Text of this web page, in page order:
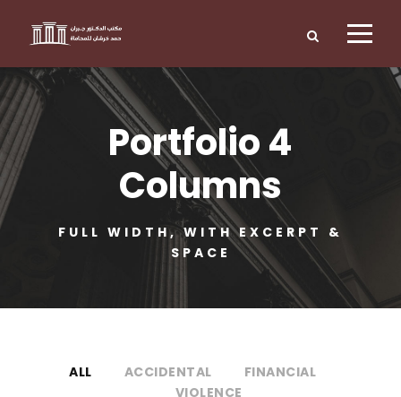
Portfolio 4
Columns
FULL WIDTH, WITH EXCERPT &
SPACE
ALL ACCIDENTAL
FINANCIAL
VIOLENCE